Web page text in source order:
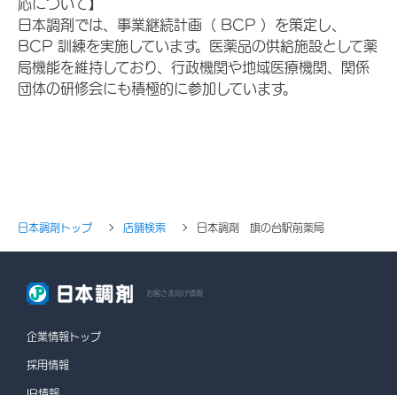
応について】
日本調剤では、事業継続計画（ BCP ）を策定し、
BCP 訓練を実施しています。医薬品の供給施設として薬
局機能を維持しており、行政機関や地域医療機関、関係
団体の研修会にも積極的に参加しています。
日本調剤トップ 店舗検索 日本調剤 旗の台駅前薬局
お客さま向け情報
企業情報トップ
採用情報
IR情報